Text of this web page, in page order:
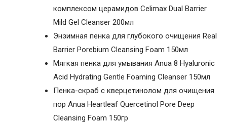
комплексом церамидов Celimax Dual Barrier
Mild Gel Cleanser 200мл
Энзимная пенка для глубокого очищения Real
Barrier Porebium Cleansing Foam 150мл
Мягкая пенка для умывания Anua 8 Hyaluronic
Acid Hydrating Gentle Foaming Cleanser 150мл
Пенка-скраб с кверцетинолом для очищения
пор Anua Heartleaf Quercetinol Pore Deep
Cleansing Foam 150гр